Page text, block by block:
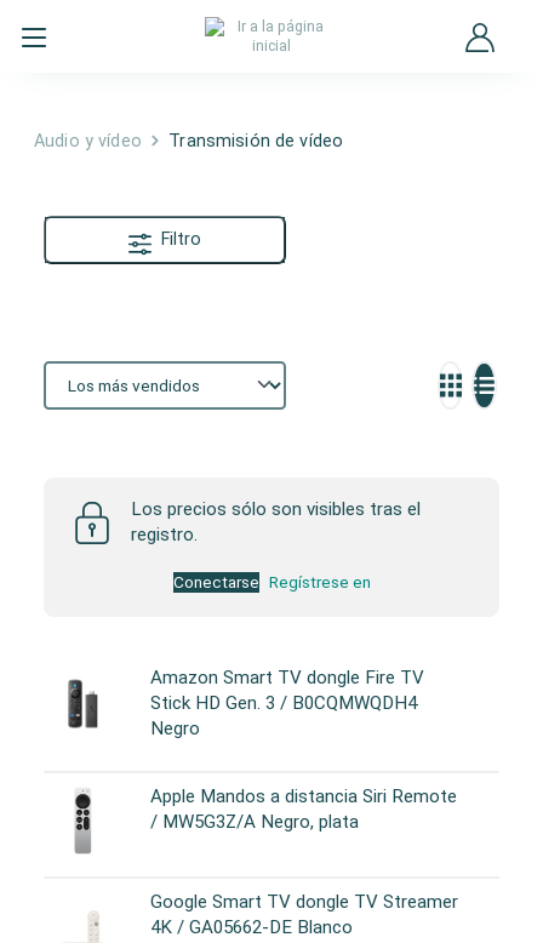
Audio y vídeo Transmisión de vídeo
Filtro
Los precios sólo son visibles tras el
registro.
Conectarse Regístrese en
Amazon Smart TV dongle Fire TV
Stick HD Gen. 3 / B0CQMWQDH4
Negro
Apple Mandos a distancia Siri Remote
/ MW5G3Z/A Negro, plata
Google Smart TV dongle TV Streamer
4K / GA05662-DE Blanco